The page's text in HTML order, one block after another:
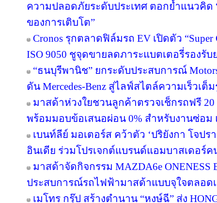
ความปลอดภัยระดับประเทศ ตอกย้ำแนวคิ
ของการเติบโต”
Cronos รุกตลาดฟิล์มรถ EV เปิดตัว “Super
ISO 9050 ชูจุดขายลดภาระแบตเตอรี่รองรั
“ธนบุรีพานิช” ยกระดับประสบการณ์
ดัน Mercedes-Benz สู่ไลฟ์สไตล์ความเร็วเต็
มาสด้าห่วงใยชวนลูกค้าตรวจเช็กรถฟรี
พร้อมมอบข้อเสนอผ่อน 0% สำหรับงานซ่อม
เบนท์ลีย์ มอเตอร์ส คว้าตัว ‘ปริยังกา โจป
อินเดีย ร่วมโปรเจกต์แบรนด์แอมบาสเดอร์ค
มาสด้าจัดกิจกรรม MAZDA6e
ประสบการณ์รถไฟฟ้ามาสด้าแบบจุใจตลอ
เมโทร กรุ๊ป สร้างตำนาน “หงษ์ฉี” ส่ง